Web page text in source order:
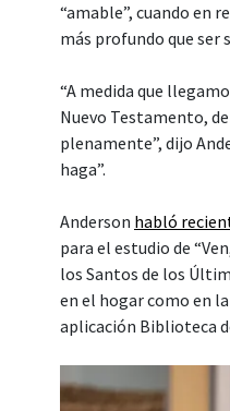
“amable”, cuando en
más profundo que ser
“A medida que
Nuevo Testamento,
plenamente”, dijo
haga”.
Anderson habló
para el estudio de
los Santos de los
en el hogar como en
aplicación Biblioteca